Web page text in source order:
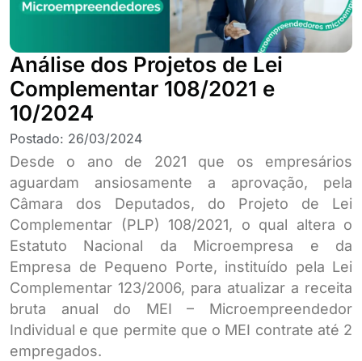
Análise dos Projetos de Lei
Complementar 108/2021 e
10/2024
Postado: 26/03/2024
Desde o ano de 2021 que os empresários
aguardam ansiosamente a aprovação, pela
Câmara dos Deputados, do Projeto de Lei
Complementar (PLP) 108/2021, o qual altera o
Estatuto Nacional da Microempresa e da
Empresa de Pequeno Porte, instituído pela Lei
Complementar 123/2006, para atualizar a receita
bruta anual do MEI – Microempreendedor
Individual e que permite que o MEI contrate até 2
empregados.